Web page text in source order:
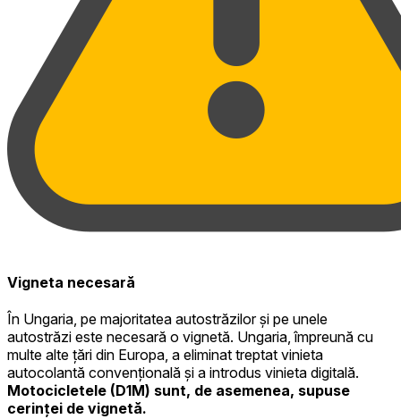
Vigneta necesară
În Ungaria, pe majoritatea autostrăzilor și pe unele
autostrăzi este necesară o vignetă. Ungaria, împreună cu
multe alte țări din Europa, a eliminat treptat vinieta
autocolantă convențională și a introdus vinieta digitală.
Motocicletele (D1M) sunt, de asemenea, supuse
cerinței de vignetă.